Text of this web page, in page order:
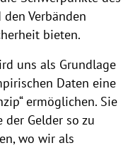
Verbänden
bieten.
uns als Grundlage
Daten eine
ermöglichen. Sie
Gelder so zu
wo wir als